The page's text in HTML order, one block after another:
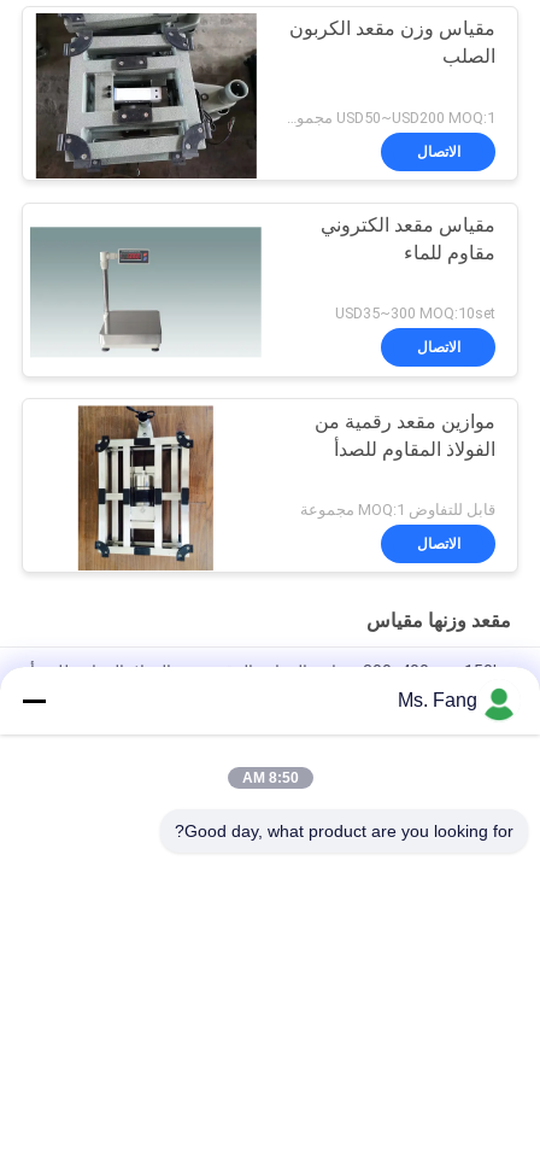
مقياس وزن مقعد الكربون
الصلب
الاتصال
مقياس مقعد الكتروني
مقاوم للماء
USD35~300 MOQ:10set
الاتصال
موازين مقعد رقمية من
الفولاذ المقاوم للصدأ
قابل للتفاوض MOQ:1 مجموعة
الاتصال
مقعد وزنها مقياس
300x400mm 150kg مقياس المقاعد الرقمية من الفولاذ المقاوم للصدأ
مع الوزن الإلكتروني للمنصة
50*60 مقاعد الموازنة الإلكترونية للشعاع الميزان الرقمي الإلكتروني
Ms. Fang
8:50 AM
Good day, what product are you looking for?